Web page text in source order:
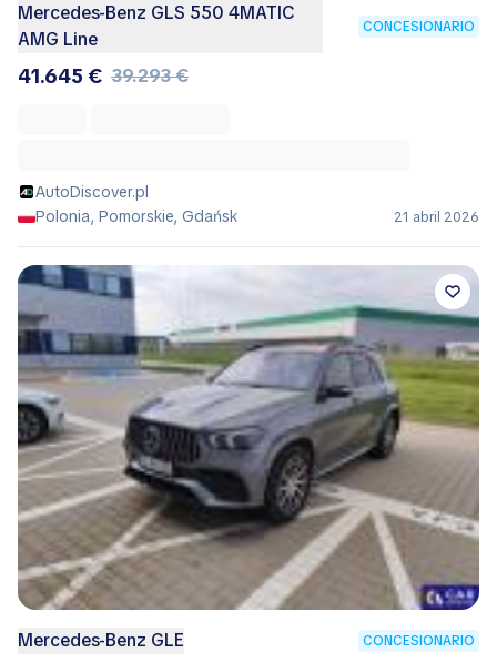
Mercedes-Benz GLS 550 4MATIC
AMG Line
CONCESIONARIO
41.645 € 39.293 €
AutoDiscover.pl
Polonia, Pomorskie, Gdańsk
21 abril 2026
Mercedes-Benz GLE CONCESIONARIO